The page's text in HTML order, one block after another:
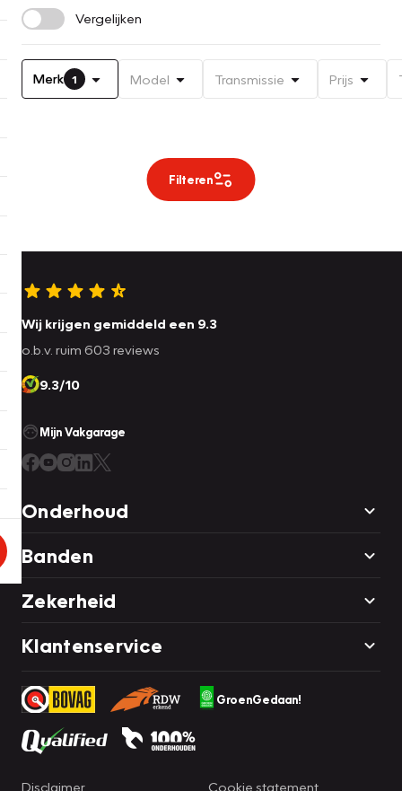
Vergelijken
Merk 1 Model Transmissie Prijs
Filteren
Wij krijgen gemiddeld een 9.3
o.b.v. ruim 603 reviews
9.3/10
Mijn Vakgarage
Onderhoud
Banden
Zekerheid
Klantenservice
GroenGedaan!
Disclaimer Cookie statement